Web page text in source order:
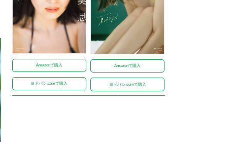
Amazonで購入
ヨドバシ.comで購入
Amazonで購入
ヨドバシ.comで購入